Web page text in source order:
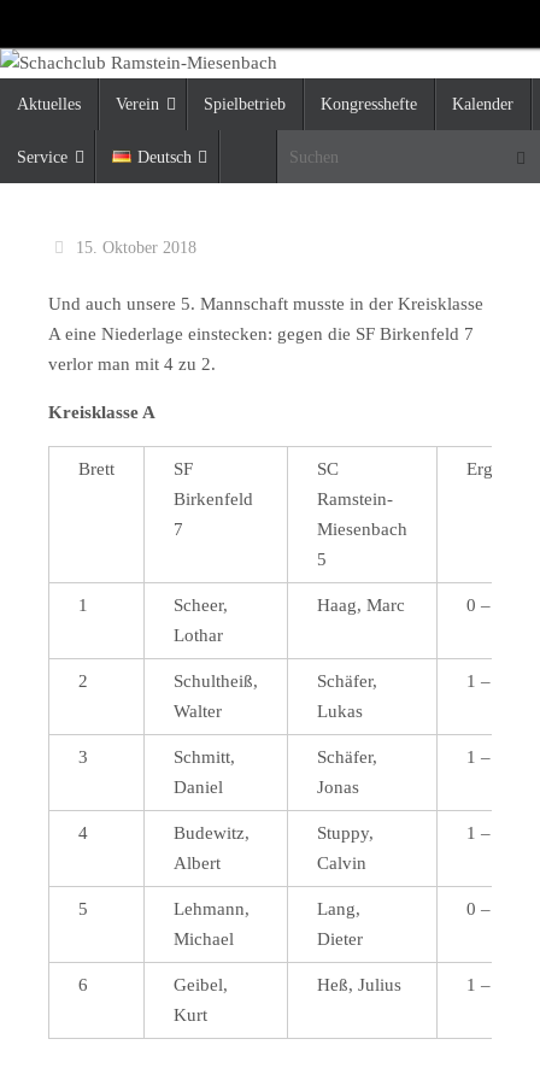
Inhalt
springen
Inhalt
Aktuelles Verein Spielbetrieb Kongresshefte Kalender
Service Deutsch
15. Oktober 2018
Und auch unsere 5. Mannschaft musste in der Kreisklasse
A eine Niederlage einstecken: gegen die SF Birkenfeld 7
verlor man mit 4 zu 2.
Kreisklasse A
Brett
SF
Birkenfeld
7
SC
Ramstein-
Miesenbach
5
Ergebnis
1
Scheer,
Lothar
Haag, Marc 0 – 1
2
Schultheiß,
Walter
Schäfer,
Lukas
1 – 0
3
Schmitt,
Daniel
Schäfer,
Jonas
1 – 0
4
Budewitz,
Albert
Stuppy,
Calvin
1 – 0
5
Lehmann,
Michael
Lang,
Dieter
0 – 1
6
Geibel,
Kurt
Heß, Julius 1 – 0